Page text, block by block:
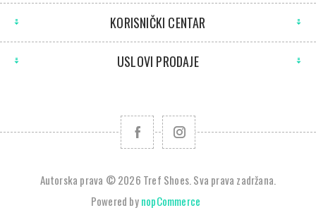
KORISNIČKI CENTAR
USLOVI PRODAJE
Autorska prava © 2026 Tref Shoes. Sva prava zadržana.
Powered bynopCommerce